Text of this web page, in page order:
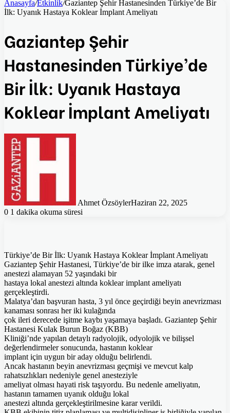
Anasayfa/Etkinlik/Gaziantep Şehir Hastanesinden Türkiye’de Bir
İlk: Uyanık Hastaya Koklear İmplant Ameliyatı
Gaziantep Şehir
Hastanesinden Türkiye’de
Bir İlk: Uyanık Hastaya
Koklear İmplant Ameliyatı
Ahmet ÖzsöylerHaziran 22, 2025
0 1 dakika okuma süresi
Türkiye’de Bir İlk: Uyanık Hastaya Koklear İmplant Ameliyatı
Gaziantep Şehir Hastanesi, Türkiye’de bir ilke imza atarak, genel
anestezi alamayan 52 yaşındaki bir
hastaya lokal anestezi altında koklear implant ameliyatı
gerçekleştirdi.
Malatya’dan başvuran hasta, 3 yıl önce geçirdiği beyin anevrizması
kanaması sonrası her iki kulağında
çok ileri derecede işitme kaybı yaşamaya başladı. Gaziantep Şehir
Hastanesi Kulak Burun Boğaz (KBB)
Kliniği’nde yapılan detaylı radyolojik, odyolojik ve bilişsel
değerlendirmeler sonucunda, hastanın koklear
implant için uygun bir aday olduğu belirlendi.
Ancak hastanın beyin anevrizması geçmişi ve mevcut kalp
rahatsızlıkları nedeniyle genel anesteziyle
ameliyat olması hayati risk taşıyordu. Bu nedenle ameliyatın,
hastanın tamamen uyanık olduğu lokal
anestezi altında gerçekleştirilmesine karar verildi.